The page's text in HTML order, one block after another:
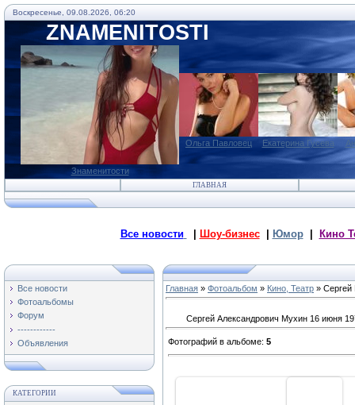
Воскресенье, 09.08.2026, 06:20
ZNAMENITOSTI
Знаменитости
Ольга Павловец Екатерина Гусева
ГЛАВНАЯ
Все новости Шоу-бизнес| Юмор| Кино
Все новости
Фотоальбомы
Форум
------------
Объявления
КАТЕГОРИИ
Главная » Фотоальбом » Кино, Театр » Сергей
Сергей Александрович Мухин 16 июня
Фотографий в альбоме: 5